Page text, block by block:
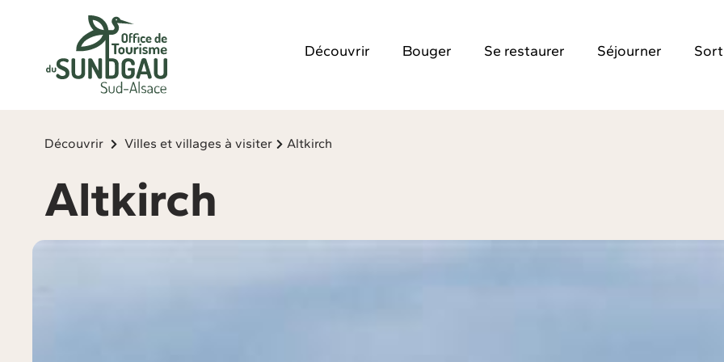
Découvrir Bouger Se restaurer Séjourner
Découvrir Villes et villages à visiter Altkirch
Altkirch